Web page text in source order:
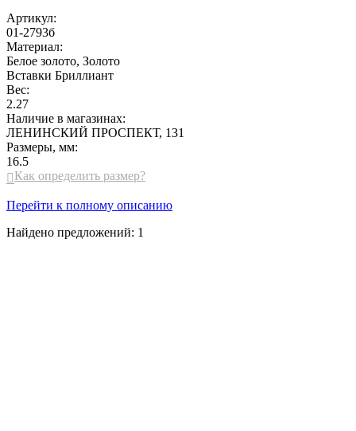
Артикул:
01-2793б
Материал:
Белое золото, Золото
Вставки Бриллиант
Вес:
2.27
Наличие в магазинах:
ЛЕНИНСКИЙ ПРОСПЕКТ, 131
Размеры, мм:
16.5
 Как определить размер?
Перейти к полному описанию
Найдено предложений: 1